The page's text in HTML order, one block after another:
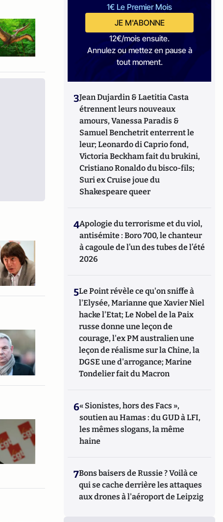
1€ Le Premier Mois
JE M'ABONNE
12€/mois ensuite.
Annulez ou mettez en pause à
tout moment.
3Jean Dujardin & Laetitia Casta
étrennent leurs nouveaux
amours, Vanessa Paradis &
Samuel Benchetrit enterrent le
leur; Leonardo di Caprio fond,
Victoria Beckham fait du brukini,
Cristiano Ronaldo du bisco-fils;
Suri ex Cruise joue du
Shakespeare queer
4Apologie du terrorisme et du viol,
antisémite : Boro 700, le chanteur
à cagoule de l’un des tubes de l’été
2026
5Le Point révèle ce qu'on sniffe à
l'Elysée, Marianne que Xavier Niel
hacke l'Etat; Le Nobel de la Paix
russe donne une leçon de
courage, l'ex PM australien une
leçon de réalisme sur la Chine, la
DGSE une d'arrogance; Marine
Tondelier fait du Macron
6« Sionistes, hors des Facs »,
soutien au Hamas : du GUD à LFI,
les mêmes slogans, la même
haine
7Bons baisers de Russie ? Voilà ce
qui se cache derrière les attaques
aux drones à l'aéroport de Leipzig